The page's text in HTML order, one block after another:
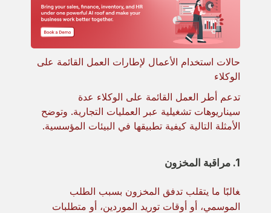
حالات استخدام الأعمال لإطارات العمل القائمة على
الوكلاء
تدعم أطر العمل القائمة على الوكلاء عدة
سيناريوهات تشغيلية عبر العمليات التجارية. وتوضح
الأمثلة التالية كيفية تطبيقها في البيئات المؤسسية.
1. مراقبة المخزون
غالبًا ما يتقلب تدفق المخزون بسبب الطلب
الموسمي، أو أوقات توريد الموردين، أو متطلبات